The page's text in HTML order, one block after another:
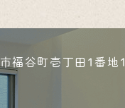
福谷町壱丁田1番地1